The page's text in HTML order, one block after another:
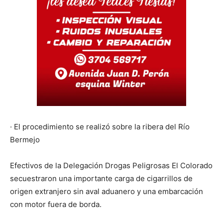
· El procedimiento se realizó sobre la ribera del Río
Bermejo
Efectivos de la Delegación Drogas Peligrosas El Colorado
secuestraron una importante carga de cigarrillos de
origen extranjero sin aval aduanero y una embarcación
con motor fuera de borda.